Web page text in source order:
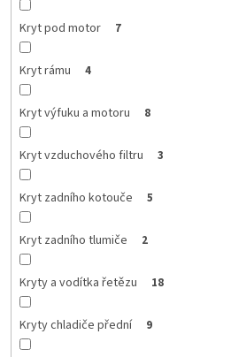
Kryt pod motor 7
Kryt rámu 4
Kryt výfuku a motoru 8
Kryt vzduchového filtru 3
Kryt zadního kotouče 5
Kryt zadního tlumiče 2
Kryty a vodítka řetězu 18
Kryty chladiče přední 9